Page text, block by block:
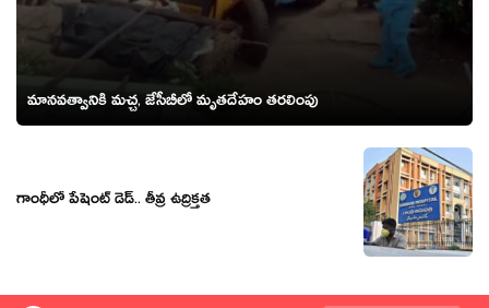
మానవత్వానికి మచ్చ, జేసీబీలో మృతదేహం తరలింపు
గాంధీలో పేషెంట్ డెడ్‌.. తీవ్ర ఉద్రిక్త‌త‌